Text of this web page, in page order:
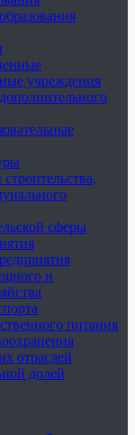
учреждения
сферы
и
питания
отраслей
долей